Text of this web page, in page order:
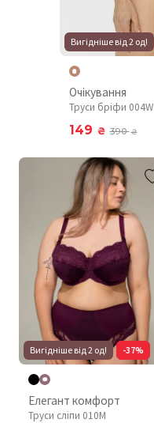
Вигідніше від 2 од!
Очікування
Труси бріфи 004W
149 ₴ 390₴
Вигідніше від 2 од! -37%
Елегант комфорт
Труси сліпи 010М